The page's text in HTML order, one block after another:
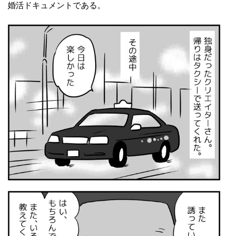
婚活ドキュメントである。